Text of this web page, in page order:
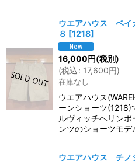
ウエアハウス ベイ
８ [1218]
16,000円(税別)
(税込: 17,600円)
在庫なし
ウエアハウス
ーンショーツ
ルヴィッチヘリン
ンツのショーツモ
ウエアハウス チノ